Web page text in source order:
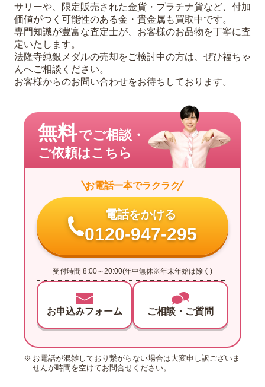
サリーや、限定販売された金貨・プラチナ貨など、付加
価値がつく可能性のある金・貴金属も買取中です。
専門知識が豊富な査定士が、お客様のお品物を丁寧に査
定いたします。
法隆寺純銀メダルの売却をご検討中の方は、ぜひ福ちゃ
んへご相談ください。
お客様からのお問い合わせをお待ちしております。
無料でご相談・
ご依頼はこちら
お電話一本でラクラク
電話をかける
0120-947-295
受付時間 8:00～20:00(年中無休※年末年始は除く)
お申込みフォーム ご相談・ご質問
お電話が混雑しており繋がらない場合は大変申し訳ございま
せんが時間を空けてお問合せください。